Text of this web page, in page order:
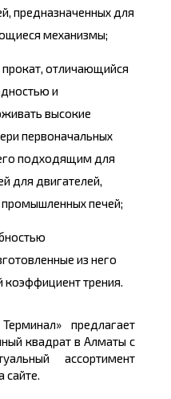
предназначенных для
механизмы;
отличающийся
и
высокие
первоначальных
подходящим для
для двигателей,
промышленных печей;
из него
коэффициент трения.
предлагает
квадрат в Алматы с
ассортимент
сайте.